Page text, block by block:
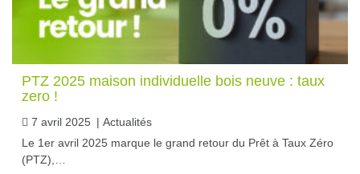
PTZ 2025 maison individuelle bois neuve : taux
zero !
7 avril 2025 | Actualités
Le 1er avril 2025 marque le grand retour du Prêt à Taux Zéro
(PTZ),…